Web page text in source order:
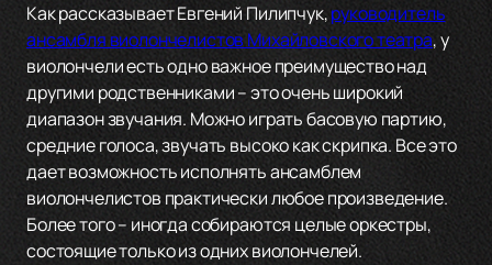
Как рассказывает Евгений Пилипчук,руководитель
ансамбля виолончелистов Михайловского театра, у
виолончели есть одно важное преимущество над
другими родственниками – это очень широкий
диапазон звучания. Можно играть басовую партию,
средние голоса, звучать высоко как скрипка. Все это
дает возможность исполнять ансамблем
виолончелистов практически любое произведение.
Более того – иногда собираются целые оркестры,
состоящие только из одних виолончелей.